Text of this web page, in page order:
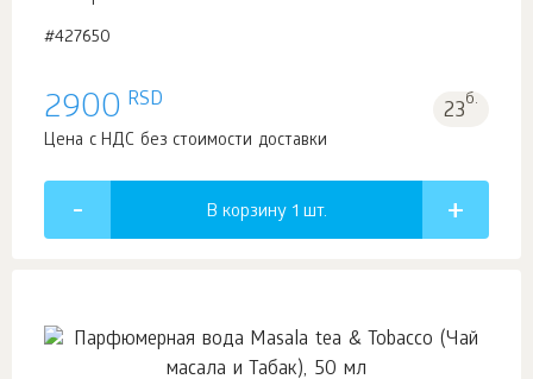
#427650
2900 RSD 23б.
Цена с НДС без стоимости доставки
В корзину 1 шт.